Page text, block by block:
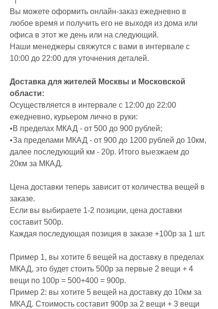
Вы можете оформить онлайн-заказ ежедневно в
любое время и получить его не выходя из дома или
офиса в этот же день или на следующий.
Наши менеджеры свяжутся с вами в интервале с
10:00 до 22:00 для уточнения деталей.
Доставка для жителей Москвы и Московской
области:
Осуществляется в интервале с 12:00 до 22:00
ежедневно, курьером лично в руки:
•В пределах МКАД - от 500 до 900 рублей;
•За пределами МКАД - от 900 до 1200 рублей до 10км,
далее последующий км - 20р. Итого выезжаем до
20км за МКАД.
Цена доставки теперь зависит от количества вещей в
заказе.
Если вы выбираете 1-2 позиции, цена доставки
составит 500р.
Каждая последующая позиция в заказе +100р за 1 шт.
Пример 1, вы хотите 6 вещей на доставку в пределах
МКАД, это будет стоить 500р за первые 2 вещи + 4
вещи по 100р = 500+400 = 900р.
Пример 2: вы хотите 5 вещей на доставку до 10км за
МКАД. Стоимость составит 900р за 2 вещи + 3 вещи